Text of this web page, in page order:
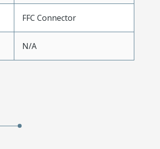
FFC Connector
N/A